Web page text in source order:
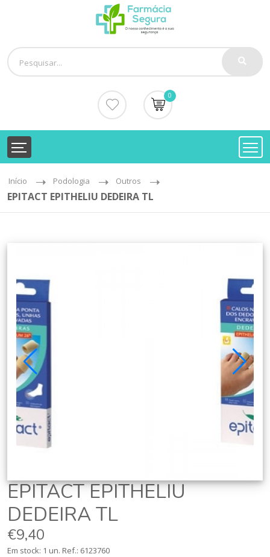
0
Início Podologia Outros
EPITACT EPITHELIU DEDEIRA TL
EPITACT EPITHELIU
DEDEIRA TL
€9,40
Em stock: 1 un. Ref.: 6123760